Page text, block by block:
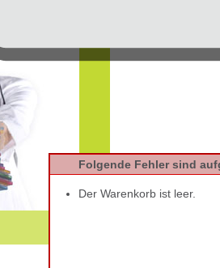
Folgende Fehler sind
Der Warenkorb ist leer.